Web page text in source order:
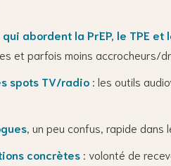
abordent la PrEP, le TPE
et parfois moins accrocheurs/
spots TV/radio : les outils
, un peu confus, rapide dans
concrètes : volonté de